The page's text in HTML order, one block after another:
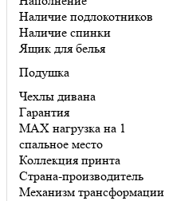
Наличие подлокотников
Наличие спинки
Ящик для белья
Подушка
Чехлы дивана
Гарантия
MAX нагрузка на 1
спальное место
Коллекция принта
Страна-производитель
Механизм трансформации